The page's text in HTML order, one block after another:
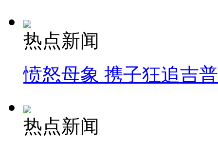
热点新闻
愤怒母象 携子狂追吉
热点新闻